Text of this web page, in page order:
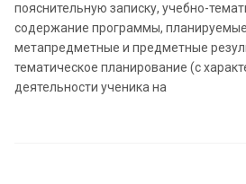
пояснительную записку, учебно-
содержание программы,
метапредметные и предметные
тематическое планирование (с
деятельности ученика на